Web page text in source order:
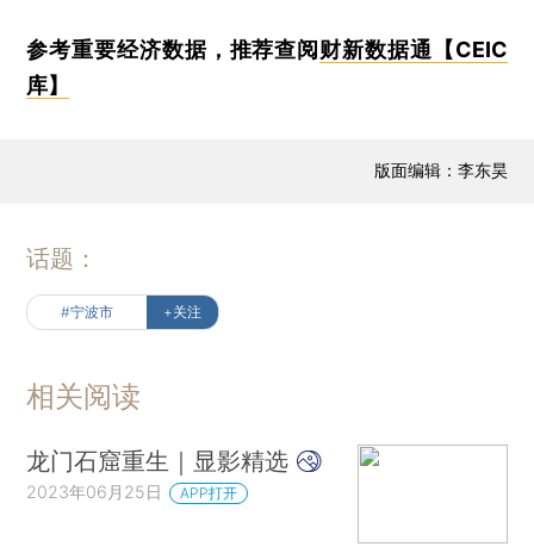
参考重要经济数据，推荐查阅 财新数据通【CEIC
库】
版面编辑：李东昊
话题：
#宁波市 +关注
相关阅读
龙门石窟重生｜显影精选
2023年06月25日 APP打开